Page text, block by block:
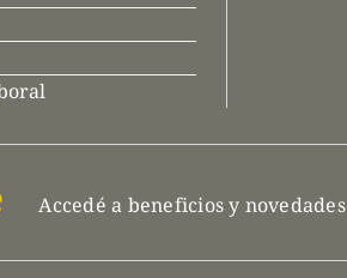
Accedé a beneficios y novedades